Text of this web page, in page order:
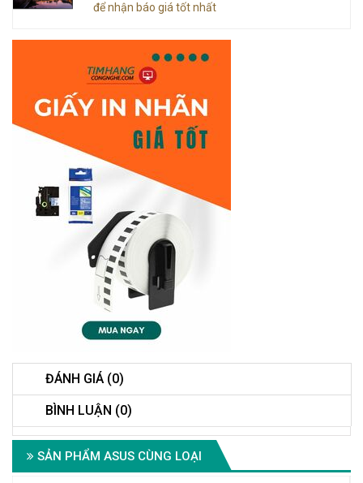
để nhận báo giá tốt nhất
ĐÁNH GIÁ (0)
BÌNH LUẬN (0)
SẢN PHẨM ASUS CÙNG LOẠI